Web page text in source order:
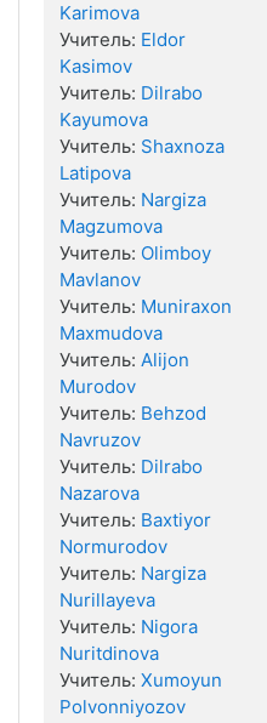
Karimova
Учитель: Eldor
Kasimov
Учитель: Dilrabo
Kayumova
Учитель: Shaxnoza
Latipova
Учитель: Nargiza
Magzumova
Учитель: Olimboy
Mavlanov
Учитель: Muniraxon
Maxmudova
Учитель: Alijon
Murodov
Учитель: Behzod
Navruzov
Учитель: Dilrabo
Nazarova
Учитель: Baxtiyor
Normurodov
Учитель: Nargiza
Nurillayeva
Учитель: Nigora
Nuritdinova
Учитель: Xumoyun
Polvonniyozov